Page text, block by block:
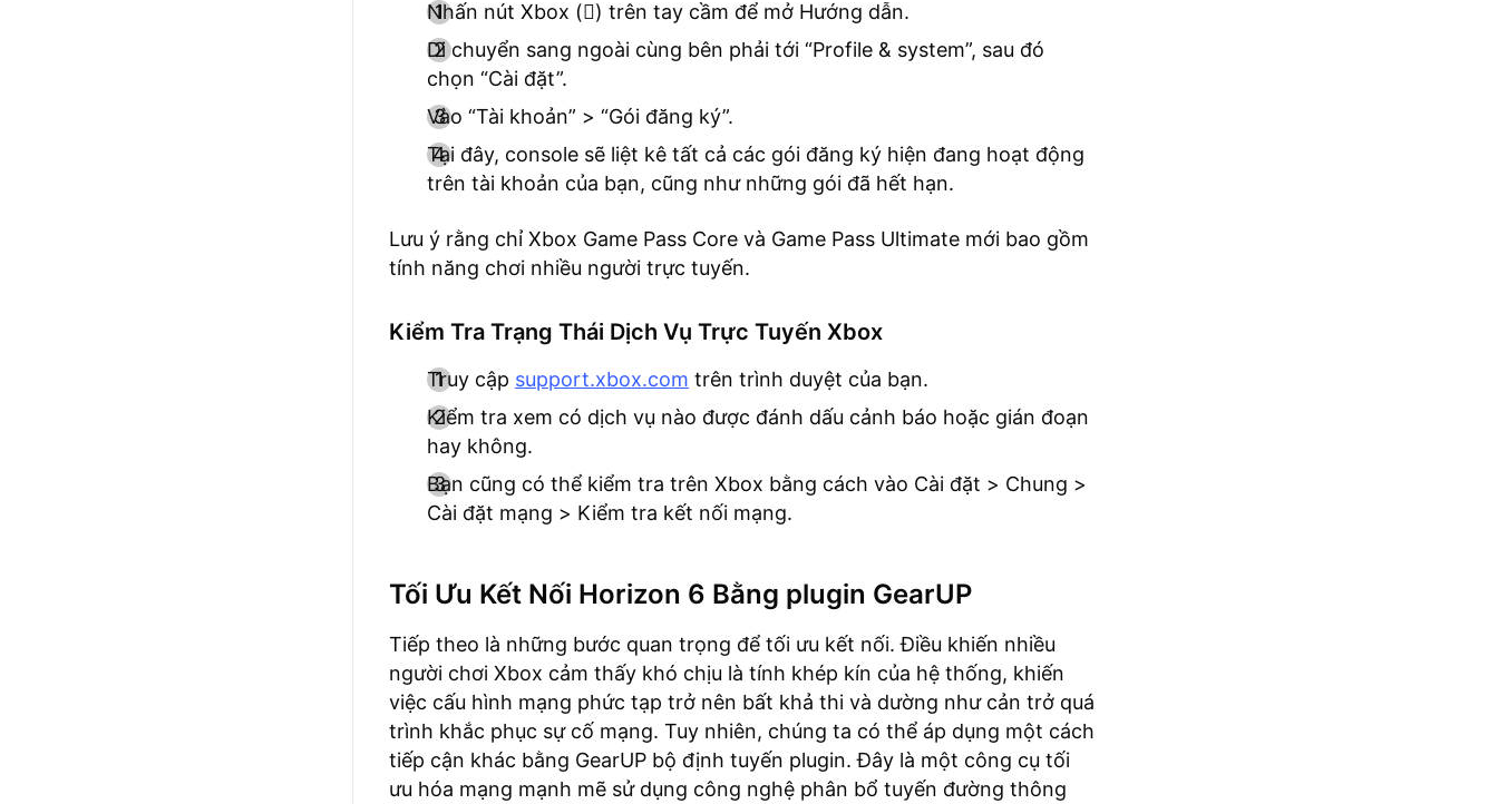
Nhấn nút Xbox () trên tay cầm để mở Hướng dẫn.
Di chuyển sang ngoài cùng bên phải tới “Profile & system”, sau đó
chọn “Cài đặt”.
Vào “Tài khoản” > “Gói đăng ký”.
Tại đây, console sẽ liệt kê tất cả các gói đăng ký hiện đang hoạt động
trên tài khoản của bạn, cũng như những gói đã hết hạn.
Lưu ý rằng chỉ Xbox Game Pass Core và Game Pass Ultimate mới bao gồm
tính năng chơi nhiều người trực tuyến.
Kiểm Tra Trạng Thái Dịch Vụ Trực Tuyến Xbox
Truy cập support.xbox.com trên trình duyệt của bạn.
Kiểm tra xem có dịch vụ nào được đánh dấu cảnh báo hoặc gián đoạn
hay không.
Bạn cũng có thể kiểm tra trên Xbox bằng cách vào Cài đặt > Chung >
Cài đặt mạng > Kiểm tra kết nối mạng.
Tối Ưu Kết Nối Horizon 6 Bằng plugin GearUP
Tiếp theo là những bước quan trọng để tối ưu kết nối. Điều khiến nhiều
người chơi Xbox cảm thấy khó chịu là tính khép kín của hệ thống, khiến
việc cấu hình mạng phức tạp trở nên bất khả thi và dường như cản trở quá
trình khắc phục sự cố mạng. Tuy nhiên, chúng ta có thể áp dụng một cách
tiếp cận khác bằng GearUP bộ định tuyến plugin. Đây là một công cụ tối
ưu hóa mạng mạnh mẽ sử dụng công nghệ phân bổ tuyến đường thông